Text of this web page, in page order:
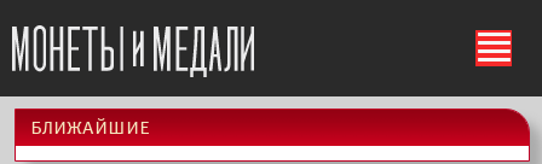
ś
ближайшие